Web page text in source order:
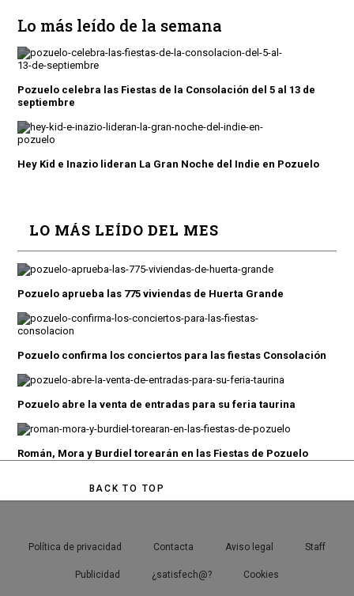
Lo más leído de la semana
Pozuelo celebra las Fiestas de la Consolación del 5 al 13 de
septiembre
Hey Kid e Inazio lideran La Gran Noche del Indie en Pozuelo
LO MÁS LEÍDO DEL MES
Pozuelo aprueba las 775 viviendas de Huerta Grande
Pozuelo confirma los conciertos para las fiestas Consolación
Pozuelo abre la venta de entradas para su feria taurina
Román, Mora y Burdiel torearán en las Fiestas de Pozuelo
BACK TO TOP
Política de privacidad Contacta Aviso legal Staff
Publicidad ¿satisfech@? Cookies